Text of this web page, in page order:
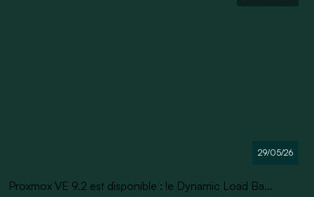
29/05/26
Proxmox VE 9.2 est disponible : le Dynamic Load Ba...